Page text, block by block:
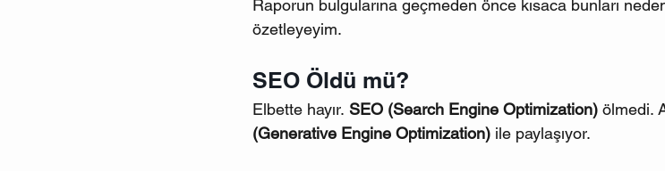
Raporun bulgularına geçmeden önce kısaca bunları
özetleyeyim.
SEO Öldü mü?
Elbette hayır. SEO (Search Engine Optimization) ölmedi.
(Generative Engine Optimization) ile paylaşıyor.